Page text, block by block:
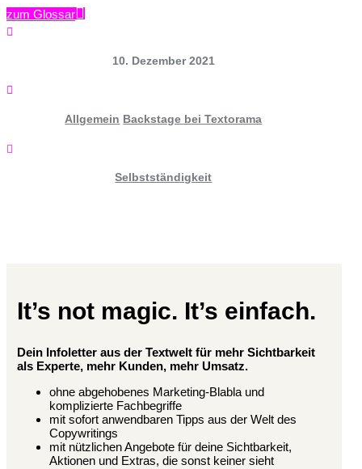
zum Glossar

10. Dezember 2021

Allgemein Backstage bei Textorama

Selbstständigkeit
It’s not magic. It’s einfach.
Dein Infoletter aus der Textwelt für mehr Sichtbarkeit
als Experte, mehr Kunden, mehr Umsatz.
ohne abgehobenes Marketing-Blabla und
komplizierte Fachbegriffe
mit sofort anwendbaren Tipps aus der Welt des
Copywritings
mit nützlichen Angebote für deine Sichtbarkeit,
Aktionen und Extras, die sonst keiner sieht